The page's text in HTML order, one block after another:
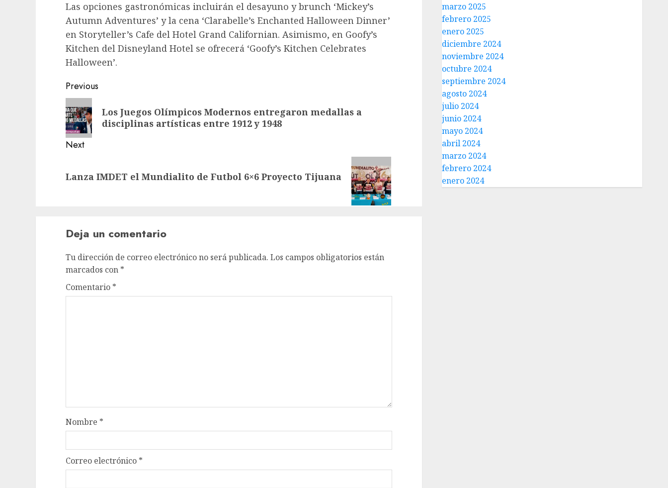
Las opciones gastronómicas incluirán el desayuno y brunch ‘Mickey’s
Autumn Adventures’ y la cena ‘Clarabelle’s Enchanted Halloween Dinner’
en Storyteller’s Cafe del Hotel Grand Californian. Asimismo, en Goofy’s
Kitchen del Disneyland Hotel se ofrecerá ‘Goofy’s Kitchen Celebrates
Halloween’.
Previous
Los Juegos Olímpicos Modernos entregaron medallas a
disciplinas artísticas entre 1912 y 1948
Next
Lanza IMDET el Mundialito de Futbol 6×6 Proyecto Tijuana
Deja un comentario
Tu dirección de correo electrónico no será publicada. Los campos obligatorios están
marcados con *
Comentario *
Nombre *
Correo electrónico *
marzo 2025
febrero 2025
enero 2025
diciembre 2024
noviembre 2024
octubre 2024
septiembre 2024
agosto 2024
julio 2024
junio 2024
mayo 2024
abril 2024
marzo 2024
febrero 2024
enero 2024